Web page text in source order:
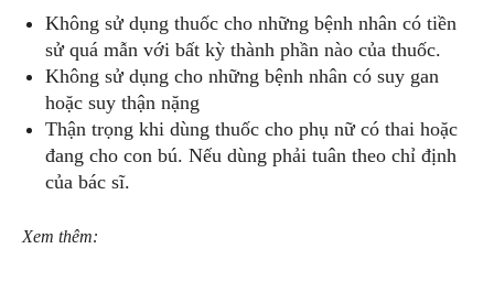
Không sử dụng thuốc cho những bệnh nhân có tiền
sử quá mẫn với bất kỳ thành phần nào của thuốc.
Không sử dụng cho những bệnh nhân có suy gan
hoặc suy thận nặng
Thận trọng khi dùng thuốc cho phụ nữ có thai hoặc
đang cho con bú. Nếu dùng phải tuân theo chỉ định
của bác sĩ.
Xem thêm: